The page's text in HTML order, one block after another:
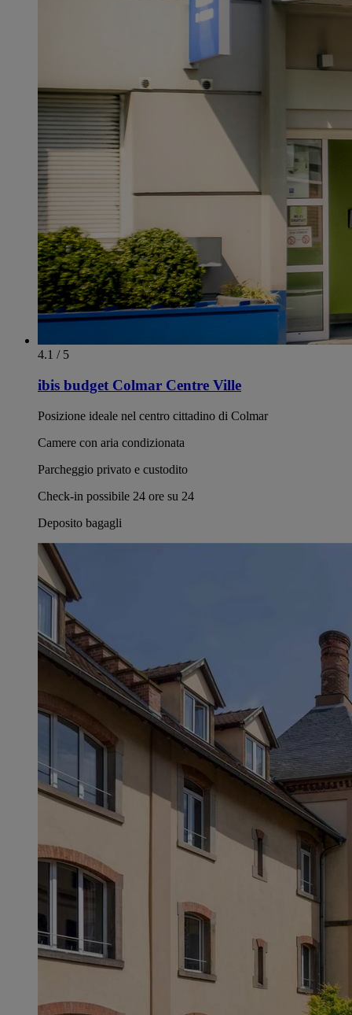
4.1 / 5
ibis budget Colmar Centre Ville
Posizione ideale nel centro cittadino di Colmar
Camere con aria condizionata
Parcheggio privato e custodito
Check-in possibile 24 ore su 24
Deposito bagagli